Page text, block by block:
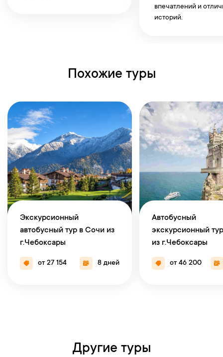
впечатлений и
историй.
Похожие туры
Экскурсионный
автобусный тур в Сочи из
г.Чебоксары
от 27 154 8 дней
Автобусный
экскурсионный
из г.Чебоксары
от 46 200
Другие туры